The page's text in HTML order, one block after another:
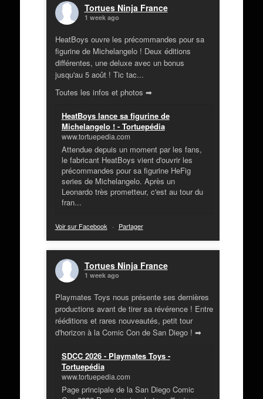
Tortues Ninja France
1 week ago
HeatBoys ouvre les précommandes pour sa
figurine de Michelangelo ! Deux éditions
différentes, une deluxe avec un bonus
jusqu'au 5 août ! Tic tac...
Toutes les infos et photos ➡
HeatBoys lance sa figurine de
Michelangelo ! - Tortuepédia
www.tortuepedia.com
Attendue depuis un moment par les fans,
le fabricant HeatBoys vient d'ouvrir les
précommandes pour sa figurine HeFig
series de Michelangelo. Après un
Leonardo très prometteur, c'est au tour du
fran...
Voir sur Facebook · Partager
Tortues Ninja France
1 week ago
Playmates Toys nous présente ses dernières
productions avant de tirer sa révérence ! Entre
rééditions et rares nouveautés, petit tour
d'horizon à la Comic Con de San Diego ! ➡
SDCC 2026 - Playmates Toys -
Tortuepédia
www.tortuepedia.com
Page principale de la San Diego Comic